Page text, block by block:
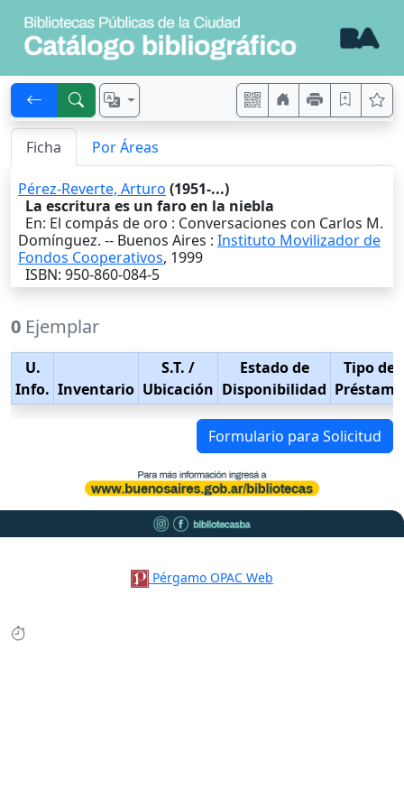
Ficha Por Áreas
Pérez-Reverte, Arturo (1951-...)
La escritura es un faro en la niebla
En: El compás de oro : Conversaciones con Carlos M.
Domínguez. -- Buenos Aires : Instituto Movilizador de
Fondos Cooperativos, 1999
ISBN: 950-860-084-5
0 Ejemplar
U.
Info. Inventario
S.T. /
Ubicación
Estado de
Disponibilidad
Tipo de
Préstamo
Formulario para Solicitud
Pérgamo OPAC Web